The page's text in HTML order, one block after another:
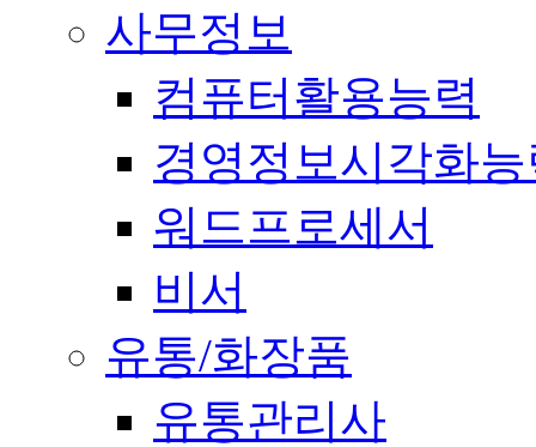
사무정보
컴퓨터활용능력
경영정보시각화
워드프로세서
비서
유통/화장품
유통관리사